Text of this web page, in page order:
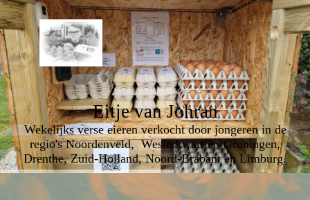
Eitje van Johran
Wekelijks verse eieren verkocht door jongeren in de
regio's Noordenveld, Westerkwartier, Groningen,
Drenthe, Zuid-Holland, Noord-Brabant en Limburg.